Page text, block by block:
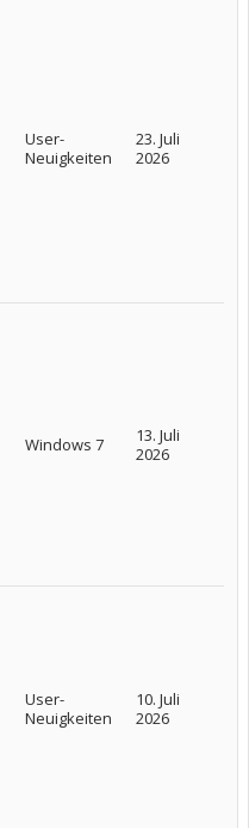
User-
Neuigkeiten
23. Juli
2026
Windows 7
13. Juli
2026
User-
Neuigkeiten
10. Juli
2026